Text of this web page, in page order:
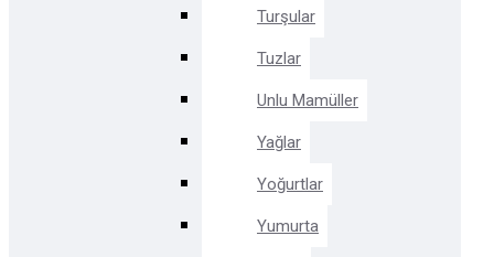
Turşular
Tuzlar
Unlu Mamüller
Yağlar
Yoğurtlar
Yumurta